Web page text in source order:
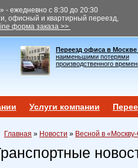
- ежедневно с 8:30 до 20:30
офисный и квартирный переезд,
форма заказа >>
Переезд офиса в Москве
наименьшими потерями
производственного
Услуги компании
Главная » Новости » Весной в